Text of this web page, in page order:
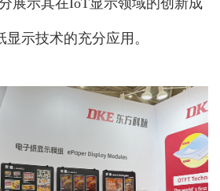
展示其在IoT显示领域的创新成
示技术的充分应用。